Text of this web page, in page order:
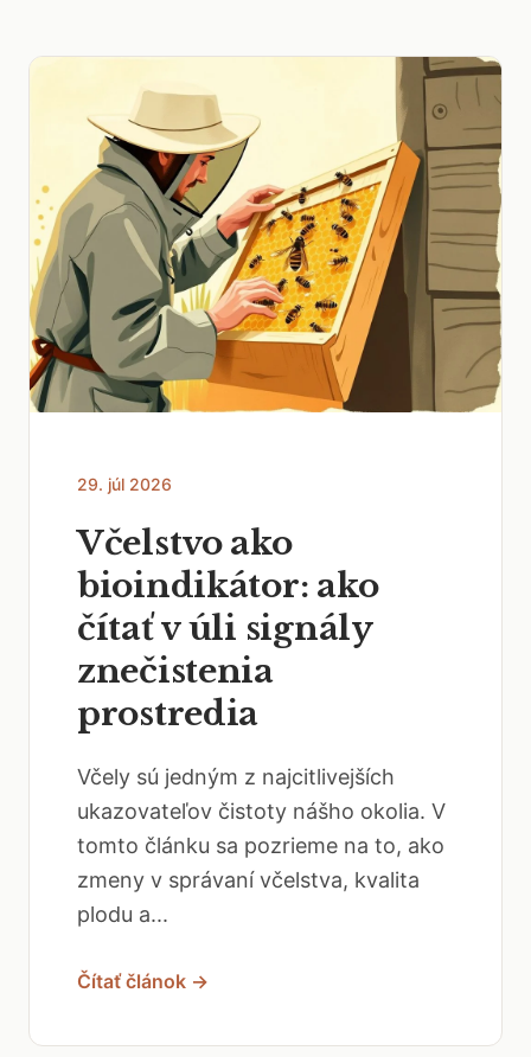
29. júl 2026
Včelstvo ako
bioindikátor: ako
čítať v úli signály
znečistenia
prostredia
Včely sú jedným z najcitlivejších
ukazovateľov čistoty nášho okolia. V
tomto článku sa pozrieme na to, ako
zmeny v správaní včelstva, kvalita
plodu a...
Čítať článok →